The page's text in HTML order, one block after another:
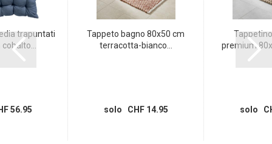
trapuntati
56.95
Tappeto bagno 80x50 cm
terracotta-bianco...
solo CHF 14.95
premium
solo